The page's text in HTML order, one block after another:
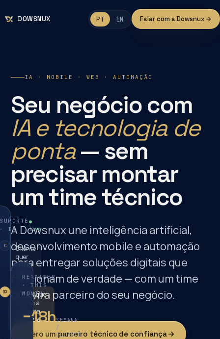
DOWSNUX PT EN Falar com a Dowsnux
IA · MOBILE · WEB · AUTOMAÇÃO
Seu negócio com
IA e tecnologia de
ponta— sem
precisar montar
um time técnico
A Dowsnux une inteligência artificial,
desenvolvimento mobile e automação
para entregar soluções digitais que
funcionam de verdade — com um time
que vira parceiro do seu negócio.
Quero um parceiro técnico de confiança
SUPORTE
· IA
●
live
C Cliente
quer
trocar
plano
DX Identifiquei.
Já criei a
proposta
com 12%
RETAINER
· THIS
MONTH
−18hSEMANA
/
CLIENTE